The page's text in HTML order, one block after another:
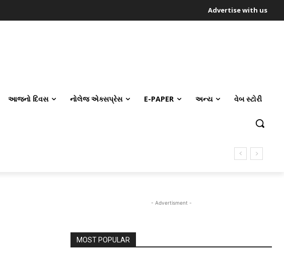
Advertise with us
આજનો દિવસ નોલેજ એક્સપ્રેસ E-PAPER અન્ય વેબ સ્ટોરી
- Advertisment -
MOST POPULAR